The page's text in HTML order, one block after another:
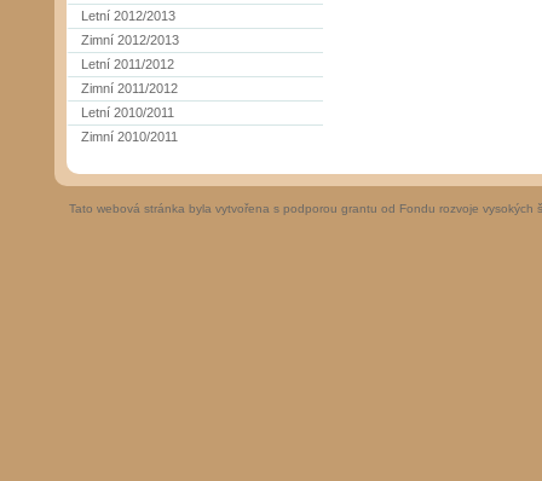
Letní 2012/2013
Zimní 2012/2013
Letní 2011/2012
Zimní 2011/2012
Letní 2010/2011
Zimní 2010/2011
Tato webová stránka byla vytvořena s podporou grantu od Fondu rozvoje